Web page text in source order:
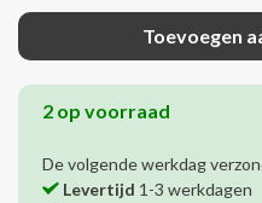
Toevoegen
2 op voorraad
De volgende werkdag
Levertijd 1-3 werkdagen